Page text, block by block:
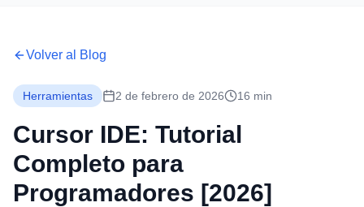
Volver al Blog
Herramientas 2 de febrero de 2026 16 min
Cursor IDE: Tutorial
Completo para
Programadores [2026]